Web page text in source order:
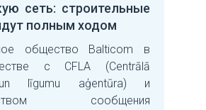
сеть: строительные
полным ходом
общество Balticom в
с CFLA (Centrālā
līgumu aģentūra) и
сообщения